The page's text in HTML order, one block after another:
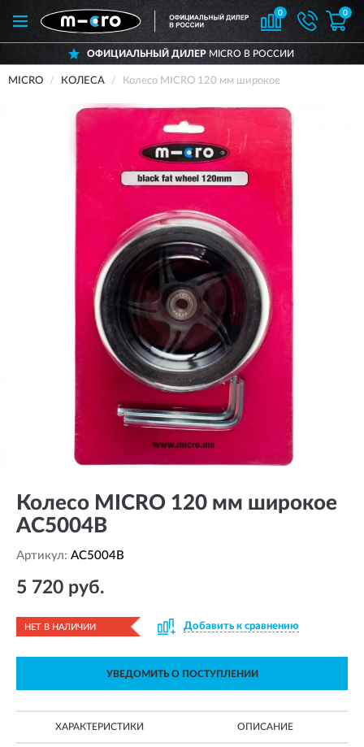
0 0
ОФИЦИАЛЬНЫЙ ДИЛЕР MICRO В РОССИИ
MICRO КОЛЕСА Колесо MICRO 120 мм широкое
Колесо MICRO 120 мм широкое
AC5004B
Артикул: AC5004B
5 720 руб.
НЕТ В НАЛИЧИИ Добавить к сравнению
УВЕДОМИТЬ О ПОСТУПЛЕНИИ
ХАРАКТЕРИСТИКИ ОПИСАНИЕ